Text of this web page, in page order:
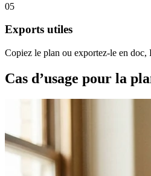
05
Exports utiles
Copiez le plan ou exportez-le en
Cas d’usage pour la